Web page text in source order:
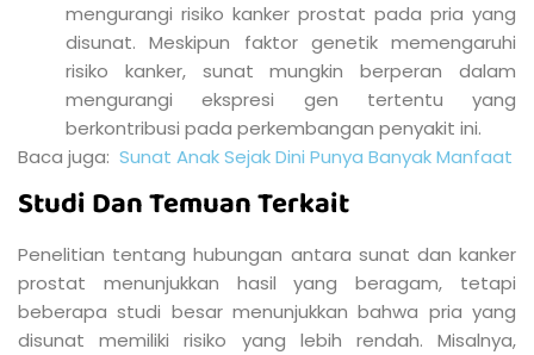
mengurangi risiko kanker prostat pada pria yang
disunat. Meskipun faktor genetik memengaruhi
risiko kanker, sunat mungkin berperan dalam
mengurangi ekspresi gen tertentu yang
berkontribusi pada perkembangan penyakit ini.
Baca juga: Sunat Anak Sejak Dini Punya Banyak Manfaat
Studi Dan Temuan Terkait
Penelitian tentang hubungan antara sunat dan kanker
prostat menunjukkan hasil yang beragam, tetapi
beberapa studi besar menunjukkan bahwa pria yang
disunat memiliki risiko yang lebih rendah. Misalnya,